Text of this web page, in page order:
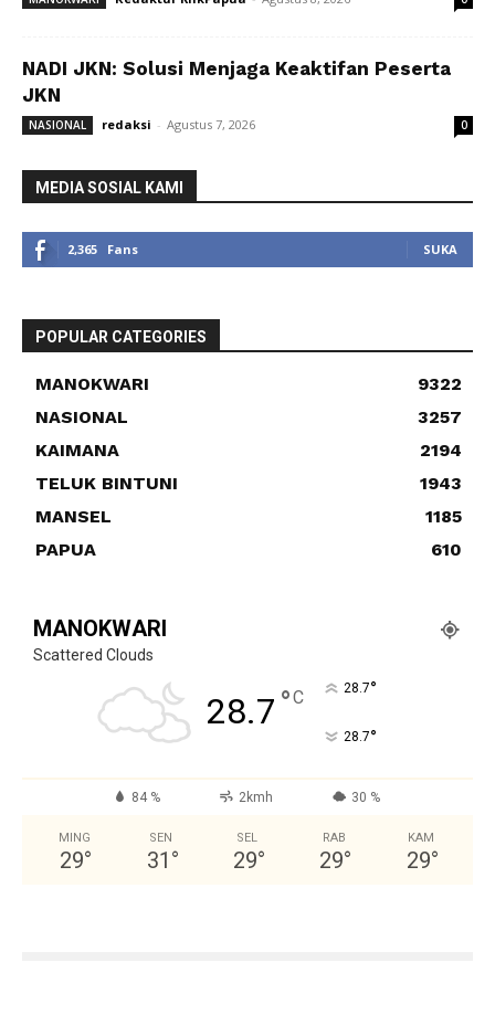
NADI JKN: Solusi Menjaga Keaktifan Peserta
JKN
NASIONAL redaksi - Agustus 7, 2026 0
MEDIA SOSIAL KAMI
2,365 Fans SUKA
POPULAR CATEGORIES
MANOKWARI
9322
NASIONAL
3257
KAIMANA
2194
TELUK BINTUNI
1943
MANSEL
1185
PAPUA
610
MANOKWARI
Scattered Clouds
28.7 °C 28.7°
28.7°
84 % 2kmh 30 %
MING
29°
SEN
31 °
SEL
29°
RAB
29°
KAM
29°